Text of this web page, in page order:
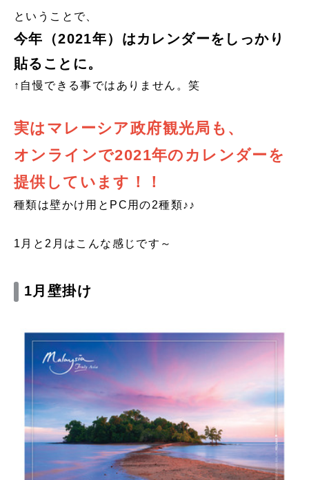
ということで、
今年（2021年）はカレンダーをしっかり
貼ることに。
↑自慢できる事ではありません。笑
実はマレーシア政府観光局も、
オンラインで2021年のカレンダーを
提供しています！！
種類は壁かけ用とPC用の2種類♪♪
1月と2月はこんな感じです～
1月壁掛け